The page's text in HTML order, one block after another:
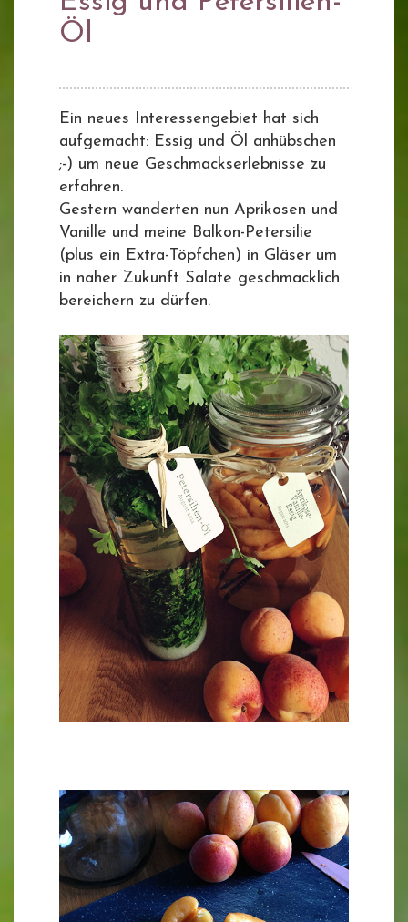
Öl
Ein neues Interessengebiet hat sich
aufgemacht: Essig und Öl anhübschen
;-) um neue Geschmackserlebnisse zu
erfahren.
Gestern wanderten nun Aprikosen und
Vanille und meine Balkon-Petersilie
(plus ein Extra-Töpfchen) in Gläser um
in naher Zukunft Salate geschmacklich
bereichern zu dürfen.